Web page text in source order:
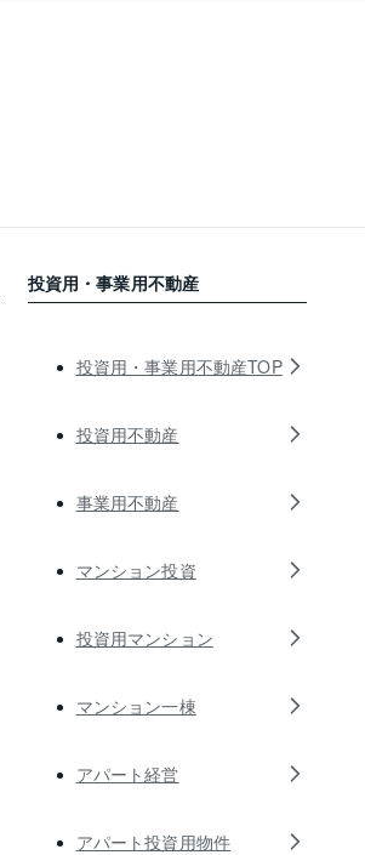
投資用・事業用不動産
投資用・事業用不動産TOP
投資用不動産
事業用不動産
マンション投資
投資用マンション
マンション一棟
アパート経営
アパート投資用物件